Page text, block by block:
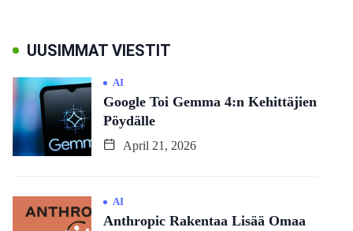
UUSIMMAT VIESTIT
AI
Google Toi Gemma 4:n Kehittäjien
Pöydälle
April 21, 2026
AI
Anthropic Rakentaa Lisää Omaa